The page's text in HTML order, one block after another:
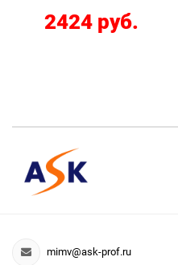
2424 руб.
mimv@ask-prof.ru